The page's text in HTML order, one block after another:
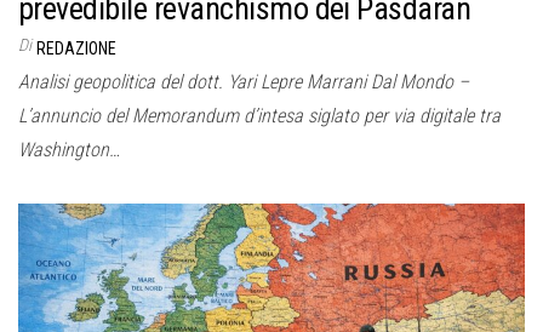
prevedibile revanchismo dei Pasdaran
Di REDAZIONE
Analisi geopolitica del dott. Yari Lepre Marrani Dal Mondo –
L’annuncio del Memorandum d’intesa siglato per via digitale tra
Washington…